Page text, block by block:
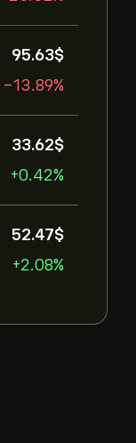
95.63‎$‎
-13.89%
33.62‎$‎
+0.42%
52.47‎$‎
+2.08%